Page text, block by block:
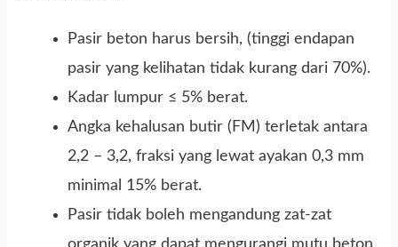
Pasir beton harus bersih, (tinggi endapan
pasir yang kelihatan tidak kurang dari 70%).
Kadar lumpur ≤ 5% berat.
Angka kehalusan butir (FM) terletak antara
2,2 – 3,2, fraksi yang lewat ayakan 0,3 mm
minimal 15% berat.
Pasir tidak boleh mengandung zat-zat